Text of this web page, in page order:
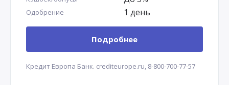
Одобрение 1 день
Подробнее
Кредит Европа Банк. crediteurope.ru, 8-800-700-77-57